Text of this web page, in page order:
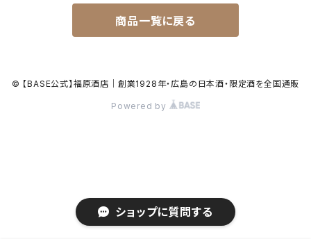
ショップに質問する
商品一覧に戻る
© 【BASE公式】福原酒店｜創業1928年・広島の日本酒・限定酒を全国通販
Powered by